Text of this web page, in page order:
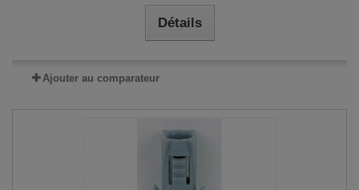
Détails
Ajouter au comparateur